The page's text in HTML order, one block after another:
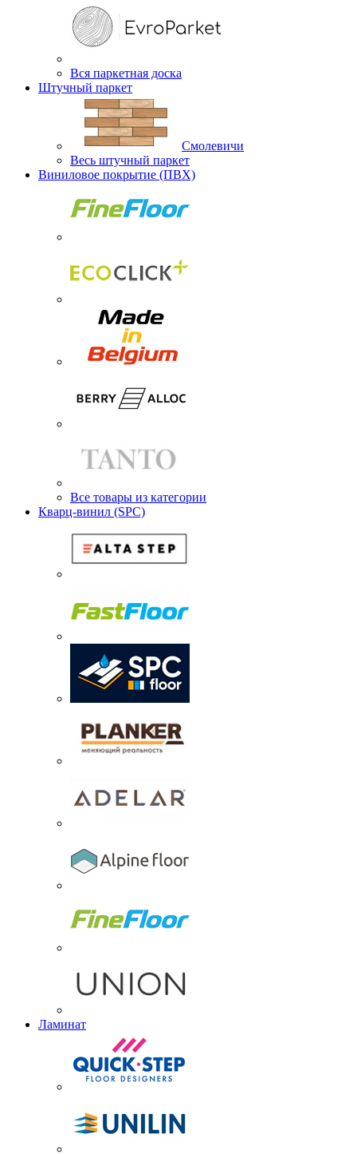
Вся паркетная доска
Штучный паркет
Смолевичи
Весь штучный паркет
Виниловое покрытие (ПВХ)
Все товары из категории
Кварц-винил (SPC)
Ламинат